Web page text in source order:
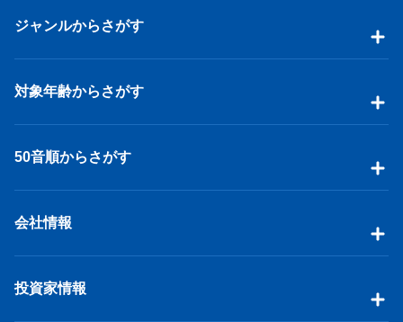
ジャンルからさがす
対象年齢からさがす
50音順からさがす
会社情報
投資家情報